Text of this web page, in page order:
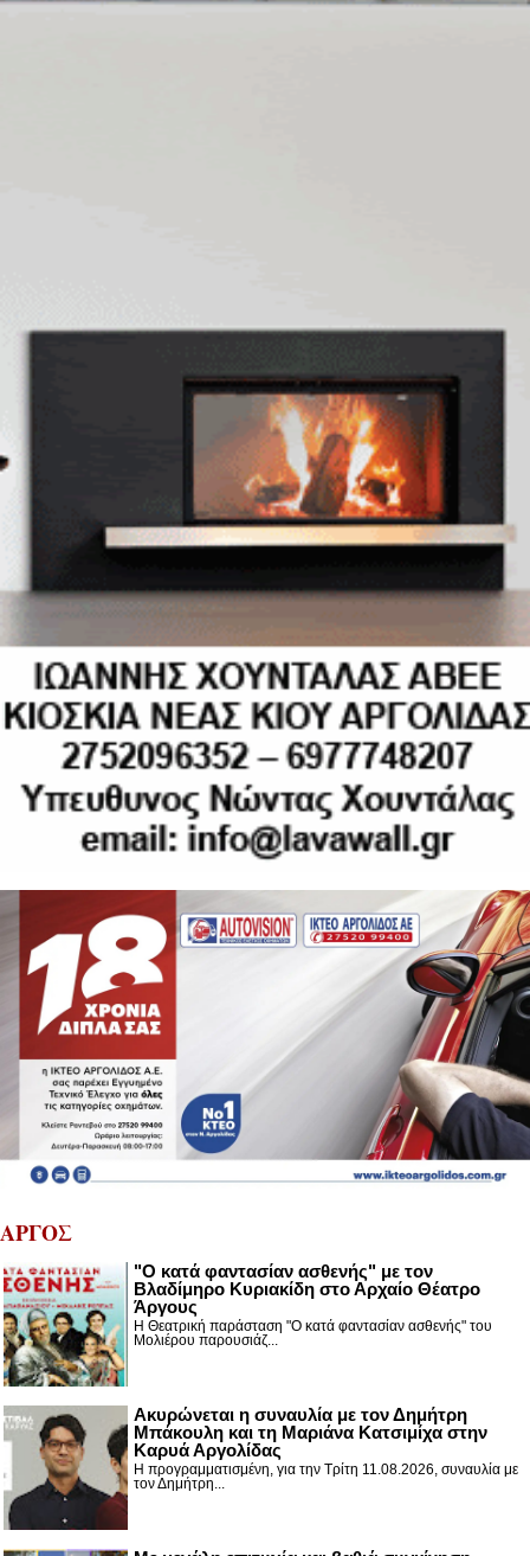
ΑΡΓΟΣ
"Ο κατά φαντασίαν ασθενής" με τον
Βλαδίμηρο Κυριακίδη στο Αρχαίο Θέατρο
Άργους
Η Θεατρική παράσταση "Ο κατά φαντασίαν ασθενής" του
Μολιέρου παρουσιάζ...
Ακυρώνεται η συναυλία με τον Δημήτρη
Μπάκουλη και τη Μαριάνα Κατσιμίχα στην
Καρυά Αργολίδας
Η προγραμματισμένη, για την Τρίτη 11.08.2026, συναυλία με
τον Δημήτρη...